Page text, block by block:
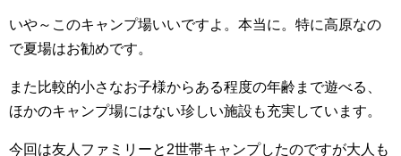
いや～このキャンプ場いいですよ。本当に。特に高原なの
で夏場はお勧めです。
また比較的小さなお子様からある程度の年齢まで遊べる、
ほかのキャンプ場にはない珍しい施設も充実しています。
今回は友人ファミリーと2世帯キャンプしたのですが大人も